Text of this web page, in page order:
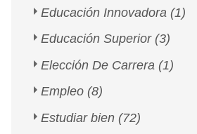
Educación Innovadora (1)
Educación Superior (3)
Elección De Carrera (1)
Empleo (8)
Estudiar bien (72)